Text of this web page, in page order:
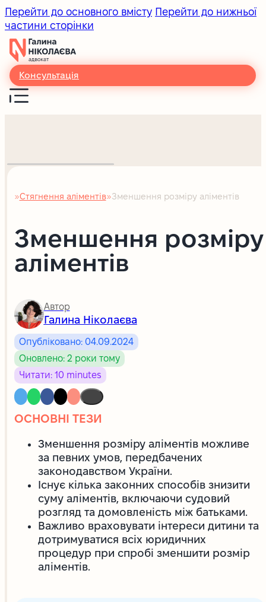
Перейти до основного вмісту Перейти до нижньої
частини сторінки
Консультація
Головна
Стягнення аліментів Зменшення розміру аліментів
Зменшення розміру
аліментів
Автор
Галина Ніколаєва
Опубліковано: 04.09.2024
Оновлено: 2 роки тому
Читати: 10 minutes
ОСНОВНІ ТЕЗИ
Зменшення розміру аліментів можливе
за певних умов, передбачених
законодавством України.
Існує кілька законних способів знизити
суму аліментів, включаючи судовий
розгляд та домовленість між батьками.
Важливо враховувати інтереси дитини та
дотримуватися всіх юридичних
процедур при спробі зменшити розмір
аліментів.